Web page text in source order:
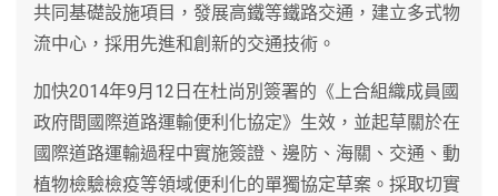
共同基礎設施項目，發展高鐵等鐵路交通，建立多式物
流中心，採用先進和創新的交通技術。
加快2014年9月12日在杜尚別簽署的《上合組織成員國
政府間國際道路運輸便利化協定》生效，並起草關於在
國際道路運輸過程中實施簽證、邊防、海關、交通、動
植物檢驗檢疫等領域便利化的單獨協定草案。採取切實